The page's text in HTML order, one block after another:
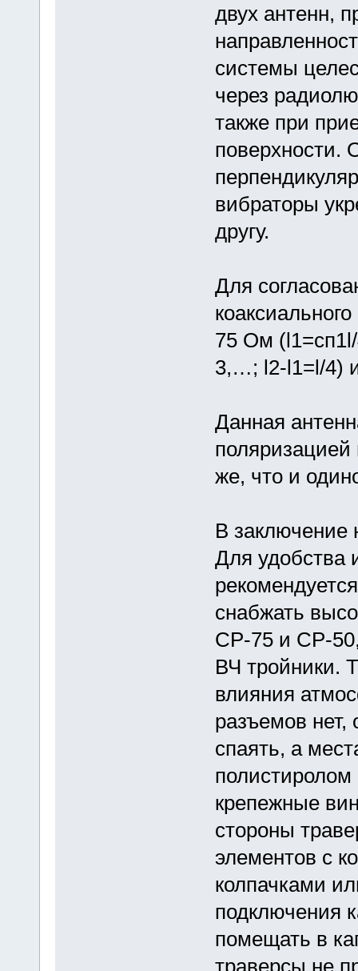
двух антенн,
системы
через
также при
поверхности.
вибраторы
другу.
Для
75 Ом
3,…; l2-l1=l/4)
Данная
же, что и
В заключение
Для удобства
снабжать
СР-75 и СР-50,
ВЧ тройники.
влияния
разъемов нет,
спаять, а
крепежные
стороны
элементов с
колпачками
подключения
помещать в
траверсы не